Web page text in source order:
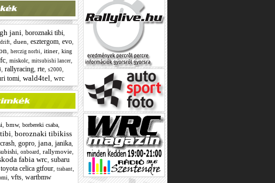
jani boroznaki tibi,
drift, duen esztergom, evo,
herczig norbi itiner king
, miskolc, mitsubishi lancer,
, rallyracing, rte, s2000,
tomi, wald4tel wrc
bmw, borbereki csaba
boroznaki tibikiss
crash, gopro, jana janika,
onboard rallymovie,
fabia wrc subaru
toyota celica gtfour trabant
vfts, wartbmw